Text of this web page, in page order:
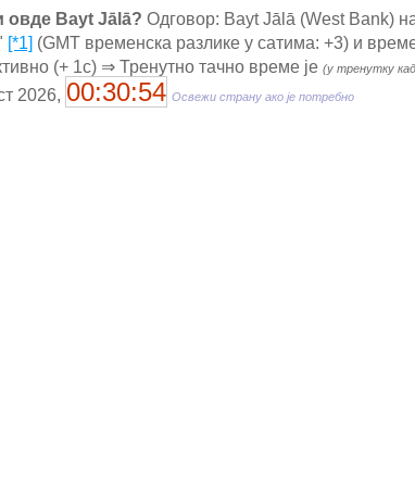
овде Bayt Jālā? Одговор: Bayt Jālā (West Bank)
[*1] (GMT временска разлике у сатима: +3) и
(+ 1с) ⇒ Тренутно тачно време је (у тренутку
2026, 00:30:55 Освежи страну ако је потребно